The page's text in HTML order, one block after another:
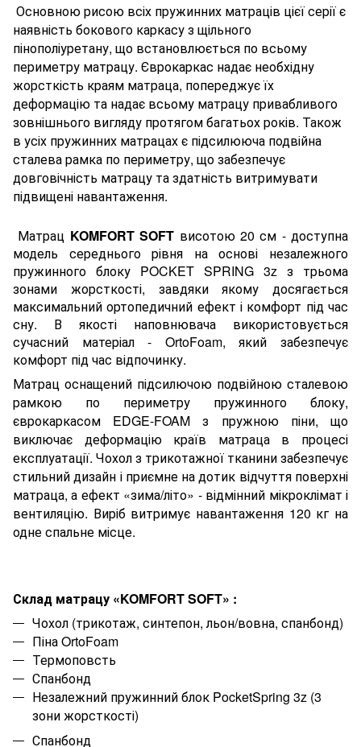
Основною рисою всіх пружинних матраців цієї серії є
наявність бокового каркасу з щільного
пінополіуретану, що встановлюється по всьому
периметру матрацу. Єврокаркас надає необхідну
жорсткість краям матраца, попереджує їх
деформацію та надає всьому матрацу привабливого
зовнішнього вигляду протягом багатьох років. Також
в усіх пружинних матрацах є підсилююча подвійна
сталева рамка по периметру, що забезпечує
довговічність матрацу та здатність витримувати
підвищені навантаження.
Матрац KOMFORT SOFT висотою 20 см - доступна
модель
середнього рівня на основі незалежного
пружинного блоку POCKET SPRING 3z з трьома
зонами жорсткості, завдяки якому досягається
максимальний ортопедичний ефект і комфорт під час
сну. В якості наповнювача використовується
сучасний матеріал - OrtoFoam, який забезпечує
комфорт під час відпочинку.
Матрац оснащений підсилючою подвійною сталевою
рамкою по периметру пружинного блоку,
єврокаркасом EDGE-FOAM з пружною піни, що
виключає деформацію країв матраца в процесі
експлуатації. Чохол з трикотажної тканини забезпечує
стильний дизайн і приємне на дотик відчуття поверхні
матраца, а ефект «зима/літо» - відмінний мікроклімат і
вентиляцію. Виріб витримує навантаження 120 кг на
одне спальне місце.
Склад матрацу «KOMFORTSOFT» :
Чохол (трикотаж, синтепон, льон/вовна, спанбонд)
ПінаOrtoFoam
Термоповсть
Спанбонд
Незалежний пружинний блок PocketSpring 3z (3
зони жорсткості)
Спанбонд